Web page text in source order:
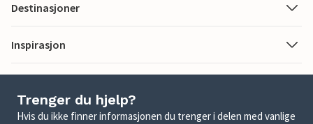
Destinasjoner
Inspirasjon
Trenger du hjelp?
Hvis du ikke finner informasjonen du trenger i delen med vanlige